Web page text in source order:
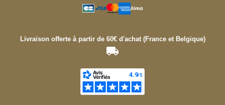
Livraison offerte à partir de 60€ d'achat (France et Belgique)